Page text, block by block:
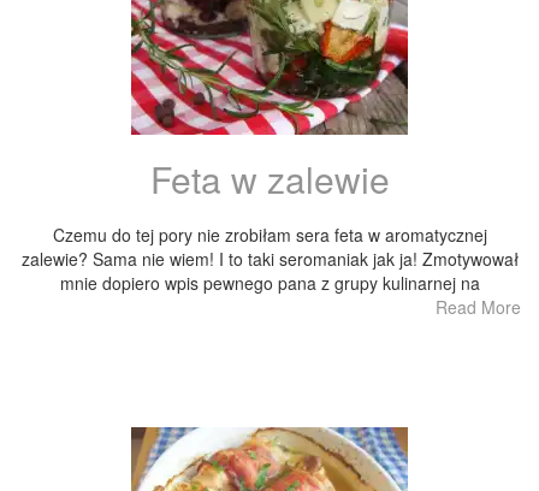
Feta w zalewie
Czemu do tej pory nie zrobiłam sera feta w aromatycznej
zalewie? Sama nie wiem! I to taki seromaniak jak ja! Zmotywował
mnie dopiero wpis pewnego pana z grupy kulinarnej na
Read More